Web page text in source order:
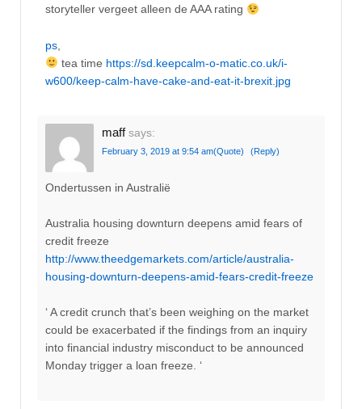
storyteller vergeet alleen de AAA rating
ps
tea time https://sd.keepcalm-o-matic.co.uk/i-
w600/keep-calm-have-cake-and-eat-it-brexit.jpg
maff says:
February 3, 2019 at 9:54 am(Quote) (Reply)
Ondertussen in Australië
Australia housing downturn deepens amid fears of
credit freeze
http://www.theedgemarkets.com/article/australia-
housing-downturn-deepens-amid-fears-credit-freeze
‘ A credit crunch that’s been weighing on the market
could be exacerbated if the findings from an inquiry
into financial industry misconduct to be announced
Monday trigger a loan freeze. ‘